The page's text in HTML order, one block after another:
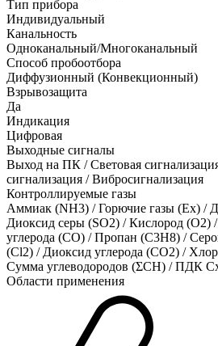
Тип прибора
Индивидуальный
Канальность
Одноканальный/Многоканальный
Способ пробоотбора
Диффузионный (Конвекционный)
Взрывозащита
Да
Индикация
Цифровая
Выходные сигналы
Выход на ПК / Световая
сигнализация / Вибросигнализация
Контроллируемые газы
Аммиак (NH3) /Горючие газы (Ex) /
Диоксид серы (SO2) /Кислород (O2) /
углерода (CO) /Пропан (C3H8) /
(Cl2) / Диоксид углерода (CO2) /
Сумма углеводородов (ΣСН) /ПДК
Области применения